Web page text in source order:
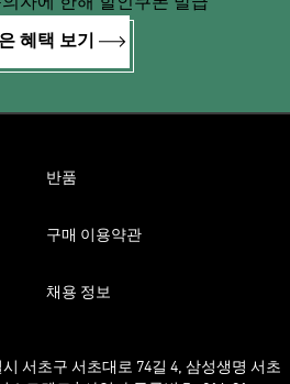
혜택 보기
반품
구매 이용약관
채용 정보
서초구 서초대로 74길 4, 삼성생명 서초